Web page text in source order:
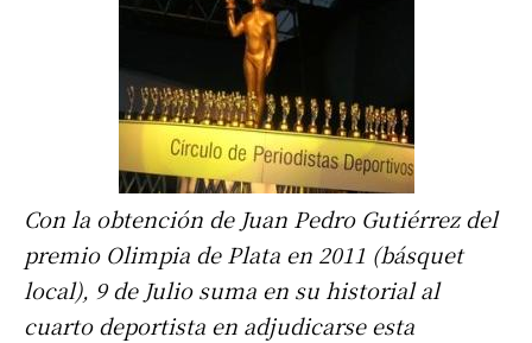
Con la obtención de Juan Pedro Gutiérrez del
premio Olimpia de Plata en 2011 (básquet
local), 9 de Julio suma en su historial al
cuarto deportista en adjudicarse esta